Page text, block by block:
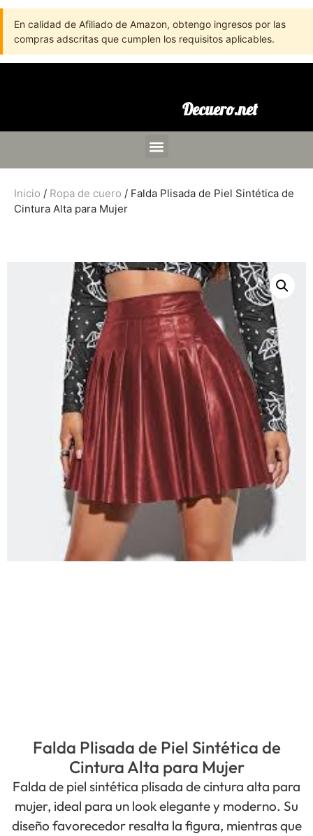
En calidad de Afiliado de Amazon, obtengo ingresos por las
compras adscritas que cumplen los requisitos aplicables.
Decuero.net
Inicio / Ropa de cuero / Falda Plisada de Piel Sintética de
Cintura Alta para Mujer
Falda Plisada de Piel Sintética de
Cintura Alta para Mujer
Falda de piel sintética plisada de cintura alta para
mujer, ideal para un look elegante y moderno. Su
diseño favorecedor resalta la figura, mientras que